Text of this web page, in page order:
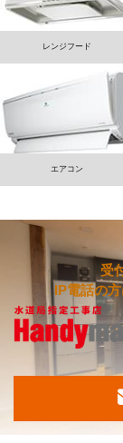
レンジフード
エアコン
受
IP電話の